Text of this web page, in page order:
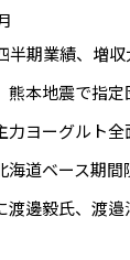
半期業績、増
熊本地震で指
力ヨーグルト
海道ベース期間
渡邊毅氏、渡